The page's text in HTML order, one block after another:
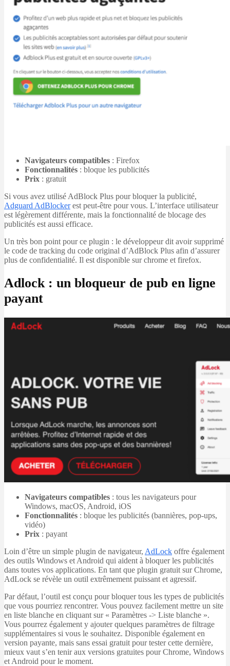
Navigateurs compatibles : Firefox
Fonctionnalités : bloque les publicités
Prix : gratuit
Si vous avez utilisé AdBlock Plus pour bloquer la publicité,
Adguard AdBlockerest peut-être pour vous. L’interface utilisateur
est légèrement différente, mais la fonctionnalité de blocage des
publicités est aussi efficace.
Un très bon point pour ce plugin : le développeur dit avoir supprimé
le code de tracking du code original d’AdBlock Plus afin d’assurer
plus de confidentialité. Il est disponible sur chrome et firefox.
Adlock : un bloqueur de pub en ligne
payant
Navigateurs compatibles : tous les navigateurs pour
Windows, macOS, Android, iOS
Fonctionnalités : bloque les publicités (bannières, pop-ups,
vidéo)
Prix : payant
Loin d’être un simple plugin de navigateur, AdLock offre également
des outils Windows et Android qui aident à bloquer les publicités
dans toutes vos applications. En tant que plugin gratuit sur Chrome,
AdLock se révèle un outil extrêmement puissant et agressif.
Par défaut, l’outil est conçu pour bloquer tous les types de publicités
que vous pourriez rencontrer. Vous pouvez facilement mettre un site
en liste blanche en cliquant sur « Paramètres -> Liste blanche ».
Vous pourrez également y ajouter quelques paramètres de filtrage
supplémentaires si vous le souhaitez. Disponible également en
version payante, mais sans essai gratuit pour tester cette dernière,
mieux vaut s’en tenir aux versions gratuites pour Chrome, Windows
et Android pour le moment.